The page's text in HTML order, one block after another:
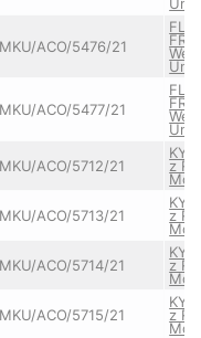
ACO/5476/21
ACO/5477/21
ACO/5712/21 z
ACO/5713/21 z
ACO/5714/21 z
ACO/5715/21 z